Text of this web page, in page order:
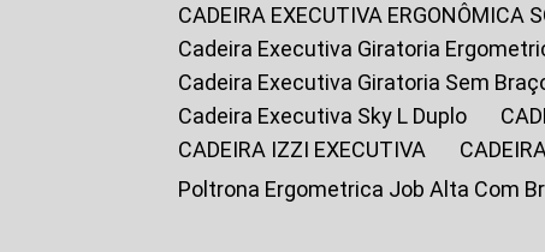
CADEIRA EXECUTIVA ERGONÔMICA
Cadeira Executiva Giratoria
Cadeira Executiva Giratoria Sem
Cadeira Executiva Sky L Duplo
CADEIRA IZZI EXECUTIVA
Poltrona Ergometrica Job Alta Com